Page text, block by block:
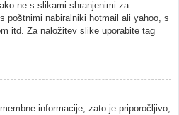
ne s slikami shranjenimi za
poštnimi nabiralniki hotmail ali yahoo, s
itd. Za naložitev slike uporabite tag
informacije, zato je priporočljivo,